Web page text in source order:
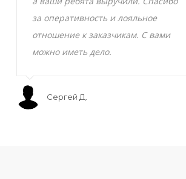
за оперативность и лояльное
отношение к заказчикам. С вами
можно иметь дело.
Сергей Д.